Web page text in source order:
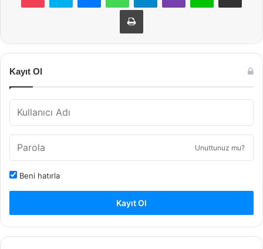
Yazdır
Kayıt Ol
Unuttunuz mu?
Beni hatırla
Kayıt Ol